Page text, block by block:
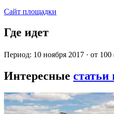
Сайт площадки
Где идет
Период: 10 ноября 2017 · от 100
Интересные